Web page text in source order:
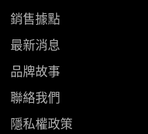
銷售據點
最新消息
品牌故事
聯絡我們
隱私權政策